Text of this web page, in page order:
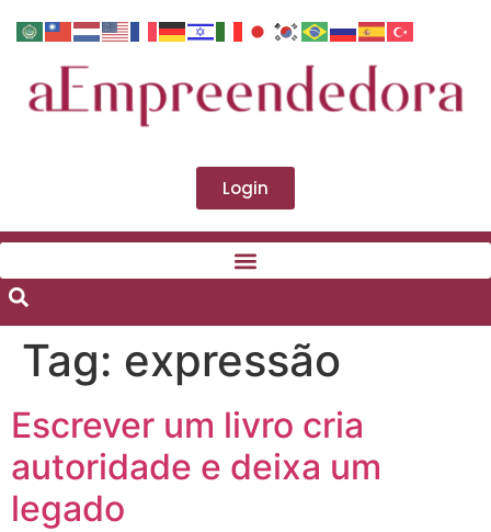
Login
Tag: expressão
Escrever um livro cria
autoridade e deixa um
legado